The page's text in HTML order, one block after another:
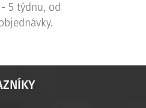
5 týdnu, od